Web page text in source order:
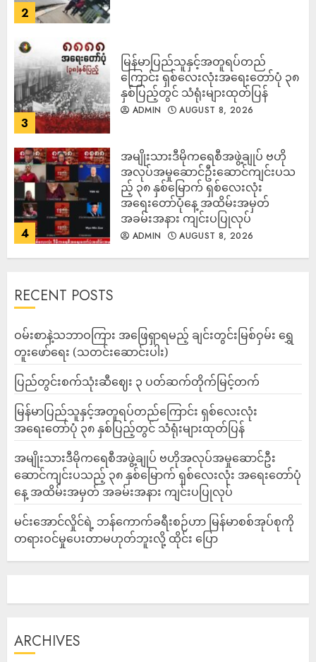
2
3
မြန်မာပြည်သူနှင့်အတူရပ်တည်
ကြောင်း ရှစ်လေးလုံးအရေးတော်ပုံ ၃၈
နှစ်ပြည့်တွင် သံရုံးများထုတ်ပြန်
ADMIN AUGUST 8, 2026
4
အမျိုးသားဒီမိုကရေစီအဖွဲ့ချုပ် ဗဟို
အလုပ်အမှုဆောင်ဦးဆောင်ကျင်းပသ
ည့် ၃၈ နှစ်မြောက် ရှစ်လေးလုံး
အရေးတော်ပုံနေ့ အထိမ်းအမှတ်
အခမ်းအနား ကျင်းပပြုလုပ်
ADMIN AUGUST 8, 2026
RECENT POSTS
ဝမ်းစာနဲ့သဘာဝကြား အဖြေရှာရမည့် ချင်းတွင်းမြစ်ဝှမ်း ရွှေ
တူးဖော်ရေး (သတင်းဆောင်းပါး)
ပြည်တွင်းစက်သုံးဆီဈေး ၃ ပတ်ဆက်တိုက်မြင့်တက်
မြန်မာပြည်သူနှင့်အတူရပ်တည်ကြောင်း ရှစ်လေးလုံး
အရေးတော်ပုံ ၃၈ နှစ်ပြည့်တွင် သံရုံးများထုတ်ပြန်
အမျိုးသားဒီမိုကရေစီအဖွဲ့ချုပ် ဗဟိုအလုပ်အမှုဆောင်ဦး
ဆောင်ကျင်းပသည့် ၃၈ နှစ်မြောက် ရှစ်လေးလုံး အရေးတော်ပုံ
နေ့ အထိမ်းအမှတ် အခမ်းအနား ကျင်းပပြုလုပ်
မင်းအောင်လှိုင်ရဲ့ ဘန်ကောက်ခရီးစဉ်ဟာ မြန်မာစစ်အုပ်စုကို
တရားဝင်မှုပေးတာမဟုတ်ဘူးလို့ ထိုင်း ပြော
ARCHIVES